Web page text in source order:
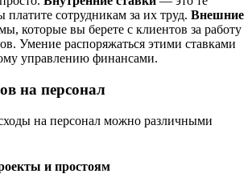
платите сотрудникам за их труд. Внешние
которые вы берете с клиентов за работу
Умение распоряжаться этими ставками
управлению финансами.
на персонал
на персонал можно различными
и простоям